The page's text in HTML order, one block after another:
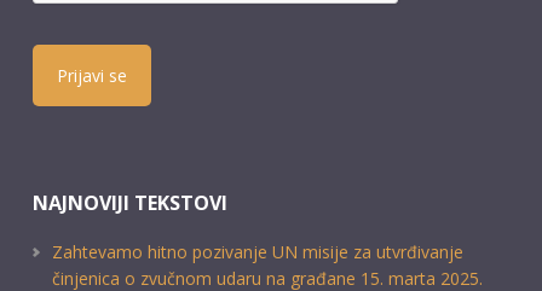
Prijavi se
NAJNOVIJI TEKSTOVI
Zahtevamo hitno pozivanje UN misije za utvrđivanje
činjenica o zvučnom udaru na građane 15. marta 2025.